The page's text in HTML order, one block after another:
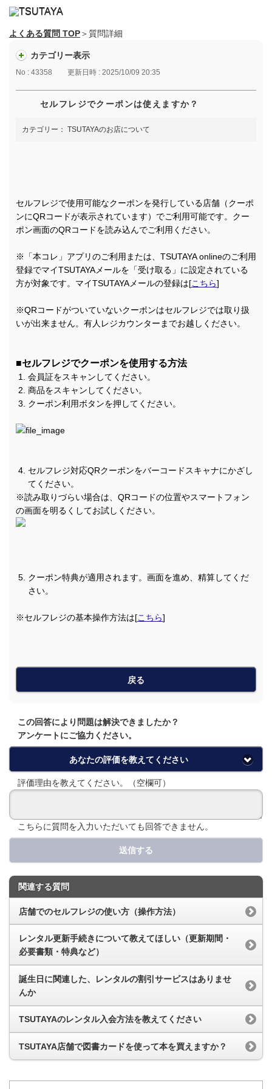
よくある質問 TOP＞質問詳細
カテゴリー表示
No : 43358 更新日時 : 2025/10/09 20:35
セルフレジでクーポンは使えますか？
カテゴリー： TSUTAYAのお店について
セルフレジで使用可能なクーポンを発行している店舗（クーポ
ンにQRコードが表示されています）でご利用可能です。クー
ポン画面のQRコードを読み込んでご利用ください。
※「本コレ」アプリのご利用または、TSUTAYA onlineのご利用
登録でマイTSUTAYAメールを「受け取る」に設定されている
方が対象です。マイTSUTAYAメールの登録は[こちら]
※QRコードがついていないクーポンはセルフレジでは取り扱
いが出来ません。有人レジカウンターまでお越しください。
■セルフレジでクーポンを使用する方法
会員証をスキャンしてください。
商品をスキャンしてください。
クーポン利用ボタンを押してください。
セルフレジ対応QRクーポンをバーコードスキャナにかざし
てください。
※読み取りづらい場合は、QRコードの位置やスマートフォン
の画面を明るくしてお試しください。
クーポン特典が適用されます。画面を進め、精算してくだ
さい。
※セルフレジの基本操作方法は[こちら]
戻る
この回答により問題は解決できましたか？
アンケートにご協力ください。
あなたの評価を教えてください
評価理由を教えてください。（空欄可）
こちらに質問を入力いただいても回答できません。
送信する
関連する質問
店舗でのセルフレジの使い方（操作方法）
レンタル更新手続きについて教えてほしい（更新期間・
必要書類・特典など）
誕生日に関連した、レンタルの割引サービスはありませ
んか
TSUTAYAのレンタル入会方法を教えてください
TSUTAYA店舗で図書カードを使って本を買えますか？